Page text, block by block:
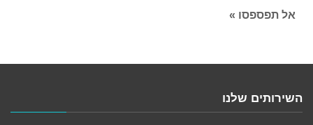
אל תפספסו »
השירותים שלנו